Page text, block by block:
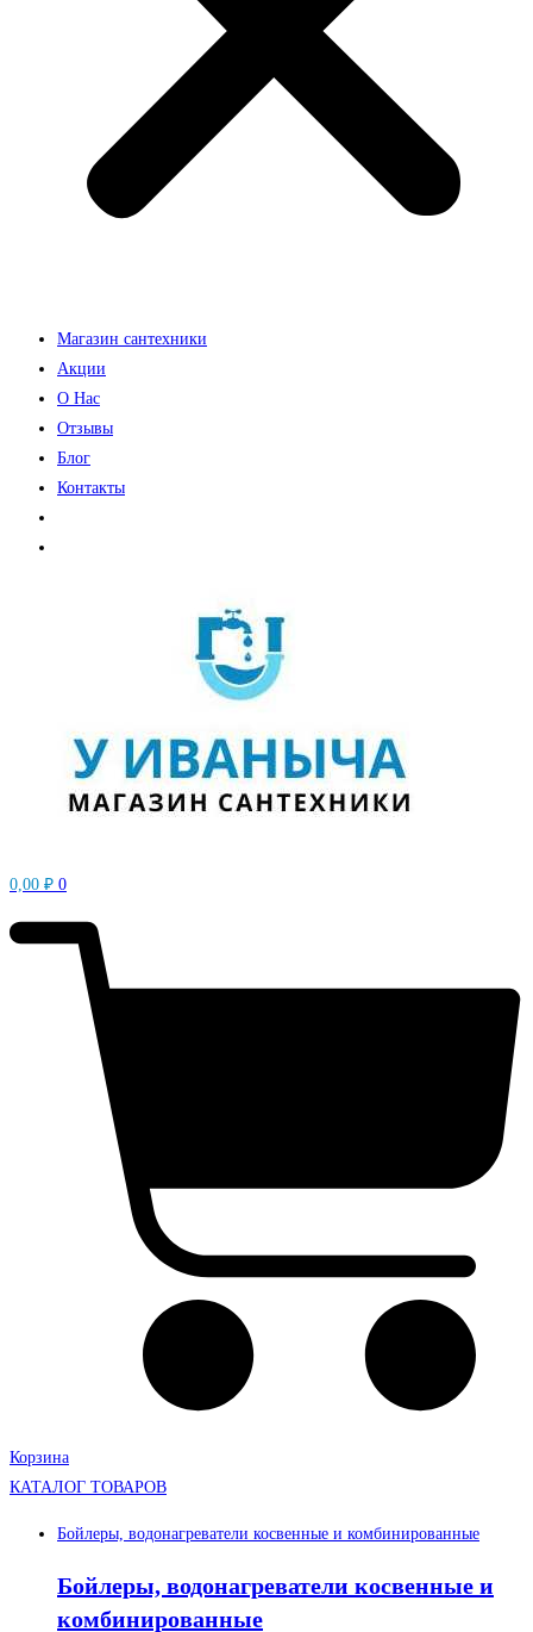
Магазин сантехники
Акции
О Нас
Отзывы
Блог
Контакты
0,00 ₽ 0
Корзина
КАТАЛОГ ТОВАРОВ
Бойлеры, водонагреватели косвенные и комбинированные
Бойлеры, водонагреватели косвенные и
комбинированные